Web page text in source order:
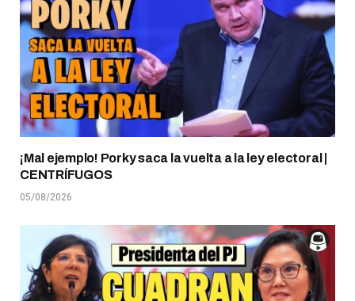
¡Mal ejemplo! Porky saca la vuelta a la ley electoral |
CENTRÍFUGOS
05/08/2026